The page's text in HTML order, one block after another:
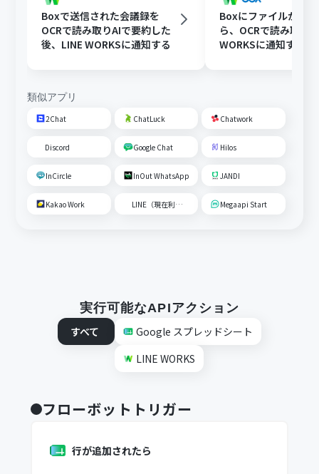
Boxで送信された会議録を
OCRで読み取りAIで要約した
後、LINE WORKSに通知する
Boxにファイルが格
ら、OCRで読み取り
WORKSに通知する
類似アプリ
2Chat ChatLuck Chatwork
Discord Google Chat Hilos
InCircle InOut WhatsApp JANDI
Kakao Work LINE（現在利用不可） Megaapi Start
実行可能なAPIアクション
すべて
Google スプレッドシート
LINE WORKS
フローボットトリガー
行が追加されたら